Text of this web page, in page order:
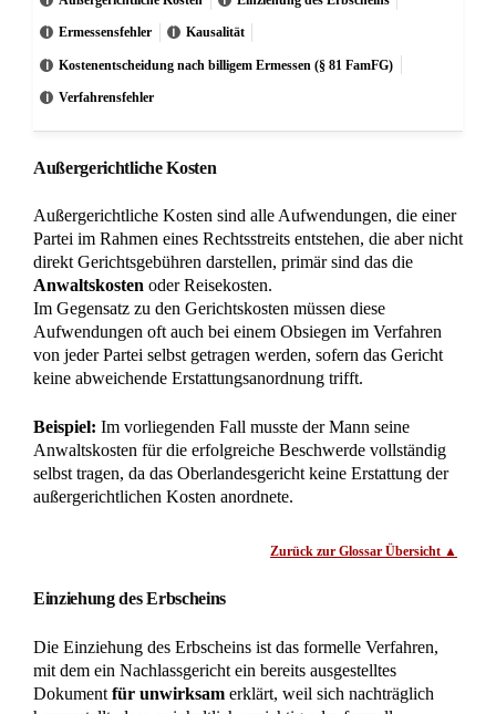
ersetzt Erbschein
Notarieller Erbvertrag ohne Namensnennung:
Unsere Kontaktinformationen